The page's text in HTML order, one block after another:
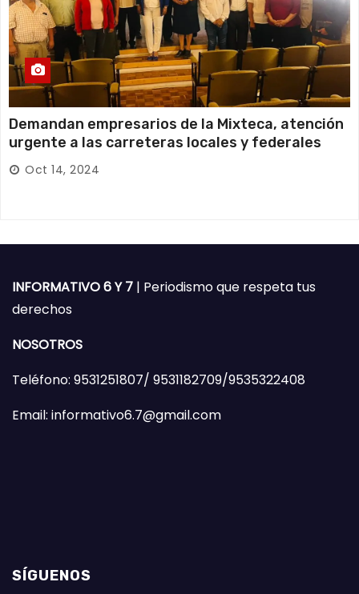
Demandan empresarios de la Mixteca, atención
urgente a las carreteras locales y federales
Oct 14, 2024
INFORMATIVO 6 Y 7 | Periodismo que respeta tus
derechos
NOSOTROS
Teléfono: 9531251807/ 9531182709/9535322408
Email: informativo6.7@gmail.com
SÍGUENOS